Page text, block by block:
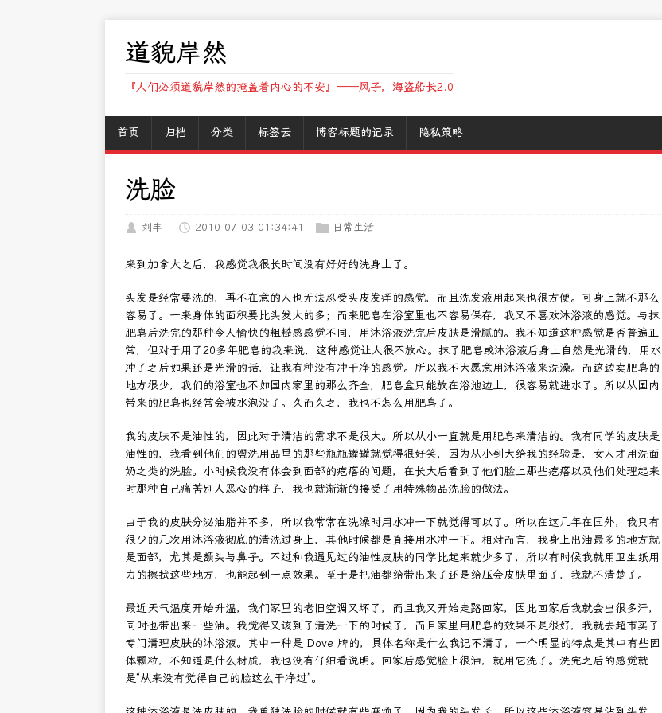
道貌岸然
『人们必须道貌岸然的掩盖着内心的不安』——风子，海盗船长2.0
首页 归档 分类 标签云 博客标题的记录 隐私策略
洗脸
刘丰 2010-07-03 01:34:41 日常生活
来到加拿大之后，我感觉我很长时间没有好好的洗身上了。
头发是经常要洗的，再不在意的人也无法忍受头皮发痒的感觉，而且洗发液用起来也很方便。可身上就不那么
容易了。一来身体的面积要比头发大的多；而来肥皂在浴室里也不容易保存，我又不喜欢沐浴液的感觉。与抹
肥皂后洗完的那种令人愉快的粗糙感感觉不同，用沐浴液洗完后皮肤是滑腻的。我不知道这种感觉是否普遍正
常，但对于用了20多年肥皂的我来说，这种感觉让人很不放心。抹了肥皂或沐浴液后身上自然是光滑的，用水
冲了之后如果还是光滑的话，让我有种没有冲干净的感觉。所以我不大愿意用沐浴液来洗澡。而这边卖肥皂的
地方很少，我们的浴室也不如国内家里的那么齐全，肥皂盒只能放在浴池边上，很容易就进水了。所以从国内
带来的肥皂也经常会被水泡没了。久而久之，我也不怎么用肥皂了。
我的皮肤不是油性的，因此对于清洁的需求不是很大。所以从小一直就是用肥皂来清洁的。我有同学的皮肤是
油性的，我看到他们的盥洗用品里的那些瓶瓶罐罐就觉得很好笑，因为从小到大给我的经验是，女人才用洗面
奶之类的洗脸。小时候我没有体会到面部的疙瘩的问题，在长大后看到了他们脸上那些疙瘩以及他们处理起来
时那种自己痛苦别人恶心的样子，我也就渐渐的接受了用特殊物品洗脸的做法。
由于我的皮肤分泌油脂并不多，所以我常常在洗澡时用水冲一下就觉得可以了。所以在这几年在国外，我只有
很少的几次用沐浴液彻底的清洗过身上，其他时候都是直接用水冲一下。相对而言，我身上出油最多的地方就
是面部，尤其是额头与鼻子。不过和我遇见过的油性皮肤的同学比起来就少多了，所以有时候我就用卫生纸用
力的擦拭这些地方，也能起到一点效果。至于是把油都给带出来了还是给压会皮肤里面了，我就不清楚了。
最近天气温度开始升温，我们家里的老旧空调又坏了，而且我又开始走路回家，因此回家后我就会出很多汗，
同时也带出来一些油。我觉得又该到了清洗一下的时候了，而且家里用肥皂的效果不是很好，我就去超市买了
专门清理皮肤的沐浴液。其中一种是 Dove 牌的，具体名称是什么我记不清了，一个明显的特点是其中有些固
体颗粒，不知道是什么材质，我也没有仔细看说明。回家后感觉脸上很油，就用它洗了。洗完之后的感觉就
是“从来没有觉得自己的脸这么干净过”。